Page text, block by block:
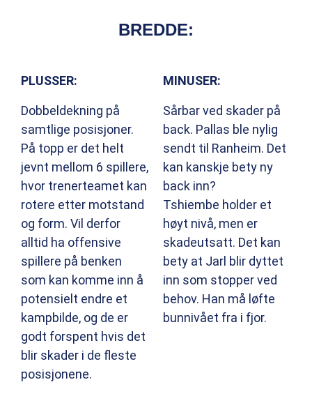
BREDDE:
PLUSSER:
Dobbeldekning på
samtlige posisjoner.
På topp er det helt
jevnt mellom 6 spillere,
hvor trenerteamet kan
rotere etter motstand
og form. Vil derfor
alltid ha offensive
spillere på benken
som kan komme inn å
potensielt endre et
kampbilde, og de er
godt forspent hvis det
blir skader i de fleste
posisjonene.
MINUSER:
Sårbar ved skader på
back. Pallas ble nylig
sendt til Ranheim. Det
kan kanskje bety ny
back inn?
Tshiembe holder et
høyt nivå, men er
skadeutsatt. Det kan
bety at Jarl blir dyttet
inn som stopper ved
behov. Han må løfte
bunnivået fra i fjor.